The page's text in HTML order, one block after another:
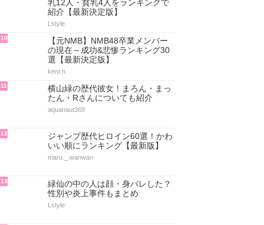
乳12人・貧乳4人をランキングで
紹介【最新決定版】
Lstyle
10
【元NMB】NMB48卒業メンバー
の現在～成功&悲惨ランキング30
選【最新決定版】
kent.n
11
横山緑の歴代彼女！まろん・まっ
たん・Rさんについても紹介
aquanaut369
12
ジャンプ歴代ヒロイン60選！かわ
いい順にランキング【最新版】
maru._.wanwan
13
緑仙の中の人は顔・身バレした？
性別や炎上事件もまとめ
Lstyle